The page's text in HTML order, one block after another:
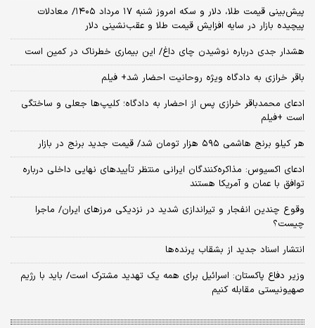
پیش‌بینی قیمت طلا، دلار و سکه امروز شنبه ۱۷ مرداد ۱۴۰۵/ معادلات
پیچیده بازار در سایه افزایش قیمت طلا و عقب‌نشینی دلار
هشدار جدی درباره نوشیدن چای داغ/ این بیماری خطرناک در کمین است
باقر خرازی به دادگاه ویژه روحانیت احضار شد+ فیلم
ادعای محمدباقر خرازی پس از احضار به دادگاه؛ کلیپ‌ها جعلی و ساختگی
است +فیلم
هر کیلو برنج هاشمی ۵۹۵ هزار تومان شد/ قیمت جدید برنج در بازار
ادعای اکسیوس: مذاکره‌کنندگان ایرانی منتظر تأییدهای نهایی داخلی درباره
توافق با عمان و آمریکا هستند
وقوع چندین انفجار و تیراندازی شدید در نزدیکی مرز‌های ایران/ ماجرا
چیست؟
انتشار اسناد جدید از بشقاب پرنده‌ها
وزیر دفاع پاکستان: اسرائیل برای همه یک تهدید مشترک است/ باید با رژیم
صهیونیستی مقابله کنیم